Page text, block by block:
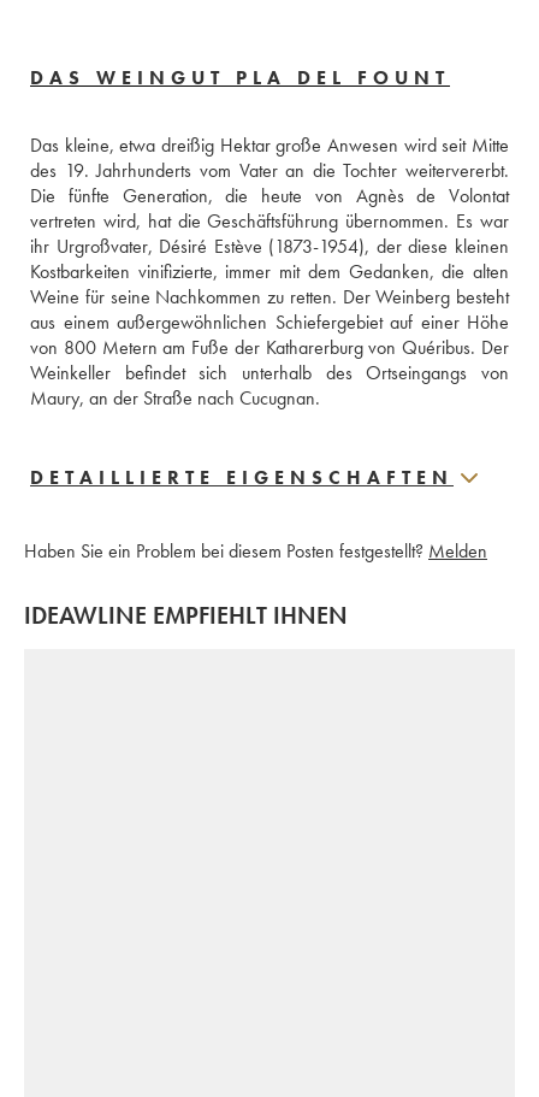
DAS WEINGUT PLA DEL FOUNT
Das kleine, etwa dreißig Hektar große Anwesen wird seit Mitte
des 19. Jahrhunderts vom Vater an die Tochter weitervererbt.
Die fünfte Generation, die heute von Agnès de Volontat
vertreten wird, hat die Geschäftsführung übernommen. Es war
ihr Urgroßvater, Désiré Estève (1873-1954), der diese kleinen
Kostbarkeiten vinifizierte, immer mit dem Gedanken, die alten
Weine für seine Nachkommen zu retten. Der Weinberg besteht
aus einem außergewöhnlichen Schiefergebiet auf einer Höhe
von 800 Metern am Fuße der Katharerburg von Quéribus. Der
Weinkeller befindet sich unterhalb des Ortseingangs von
Maury, an der Straße nach Cucugnan.
DETAILLIERTE EIGENSCHAFTEN
Haben Sie ein Problem bei diesem Posten festgestellt? Melden
IDEAWLINE EMPFIEHLT IHNEN